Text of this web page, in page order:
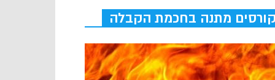
קורסים מתנה בחכמת הקבלה